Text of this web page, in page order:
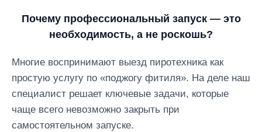
Почему профессиональный запуск — это
необходимость, а не роскошь?
Многие воспринимают выезд пиротехника как
простую услугу по «поджогу фитиля». На деле наш
специалист решает ключевые задачи, которые
чаще всего невозможно закрыть при
самостоятельном запуске.